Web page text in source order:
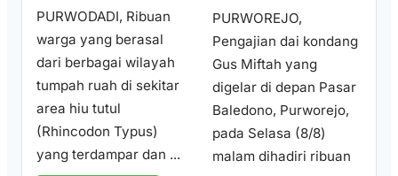
PURWODADI, Ribuan
warga yang berasal
dari berbagai wilayah
tumpah ruah di sekitar
area hiu tutul
(Rhincodon Typus)
yang terdampar dan ...
PURWOREJO,
Pengajian dai kondang
Gus Miftah yang
digelar di depan Pasar
Baledono, Purworejo,
pada Selasa (8/8)
malam dihadiri ribuan